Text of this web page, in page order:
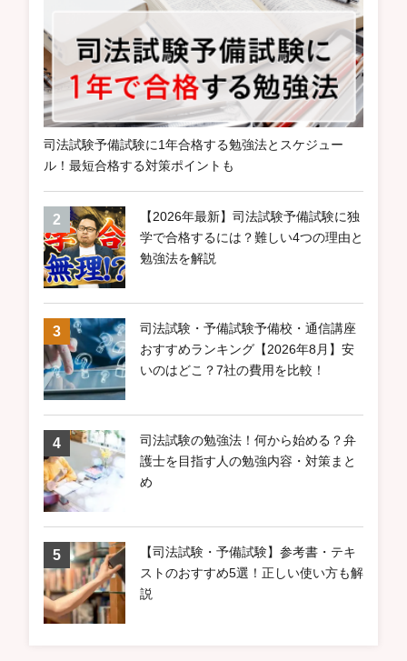
司法試験予備試験に1年合格する勉強法とスケジュー
ル！最短合格する対策ポイントも
【2026年最新】司法試験予備試験に独
学で合格するには？難しい4つの理由と
勉強法を解説
司法試験・予備試験予備校・通信講座
おすすめランキング【2026年8月】安
いのはどこ？7社の費用を比較！
司法試験の勉強法！何から始める？弁
護士を目指す人の勉強内容・対策まと
め
【司法試験・予備試験】参考書・テキ
ストのおすすめ5選！正しい使い方も解
説